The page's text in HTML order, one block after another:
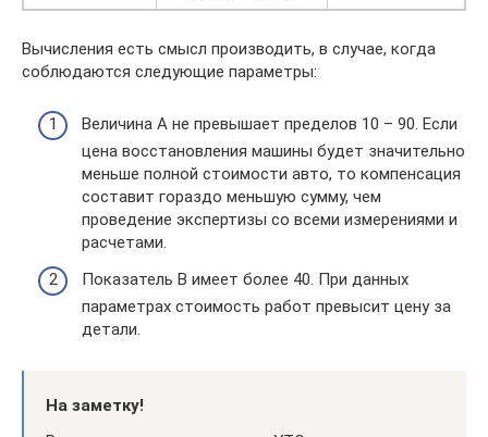
Вычисления есть смысл производить, в случае, когда
соблюдаются следующие параметры:
Величина А не превышает пределов 10 – 90. Если
цена восстановления машины будет значительно
меньше полной стоимости авто, то компенсация
составит гораздо меньшую сумму, чем
проведение экспертизы со всеми измерениями и
расчетами.
Показатель В имеет более 40. При данных
параметрах стоимость работ превысит цену за
детали.
На заметку!